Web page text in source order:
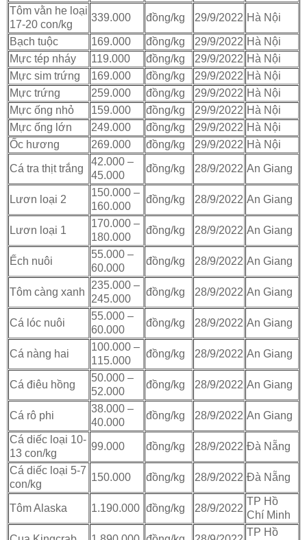
Tôm vằn he loại
17-20 con/kg
339.000 đồng/kg 29/9/2022 Hà Nội
Bạch tuộc 169.000 đồng/kg 29/9/2022 Hà Nội
Mực tép nháy
119.000 đồng/kg 29/9/2022 Hà Nội
Mực sim trứng
169.000 đồng/kg 29/9/2022 Hà Nội
Mực trứng
259.000 đồng/kg 29/9/2022 Hà Nội
Mực ống nhỏ
159.000 đồng/kg 29/9/2022 Hà Nội
Mực ống lớn
249.000 đồng/kg 29/9/2022 Hà Nội
Ốc hương
269.000 đồng/kg 29/9/2022 Hà Nội
Cá tra thịt trắng
42.000 –
45.000
đồng/kg 28/9/2022 An Giang
Lươn loại 2
150.000 –
160.000
đồng/kg 28/9/2022 An Giang
Lươn loại 1
170.000 –
180.000
đồng/kg 28/9/2022 An Giang
Ếch nuôi
55.000 –
60.000
đồng/kg 28/9/2022 An Giang
Tôm càng xanh
235.000 –
245.000
đồng/kg 28/9/2022 An Giang
Cá lóc nuôi
55.000 –
60.000
đồng/kg 28/9/2022 An Giang
Cá nàng hai
100.000 –
115.000
đồng/kg 28/9/2022 An Giang
Cá điêu hồng
50.000 –
52.000
đồng/kg 28/9/2022 An Giang
Cá rô phi
38.000 –
40.000
đồng/kg 28/9/2022 An Giang
Cá diếc loại 10-
13 con/kg
99.000 đồng/kg 28/9/2022 Đà Nẵng
Cá diếc loại 5-7
con/kg
150.000 đồng/kg 28/9/2022 Đà Nẵng
Tôm Alaska 1.190.000 đồng/kg 28/9/2022
TP Hồ
Chí Minh
TP Hồ